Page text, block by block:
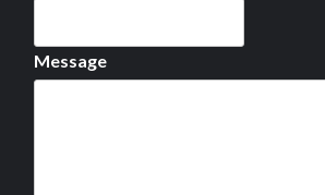
Message